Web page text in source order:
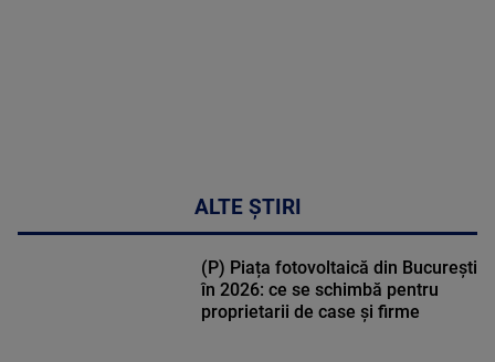
ALTE ȘTIRI
(P) Piața fotovoltaică din București
în 2026: ce se schimbă pentru
proprietarii de case și firme